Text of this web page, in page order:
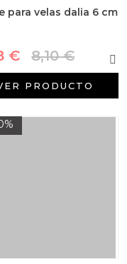
para velas dalia 6 cm
€ 8,10 €
PRODUCTO